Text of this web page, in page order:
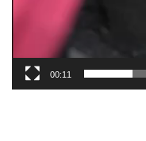
00:11